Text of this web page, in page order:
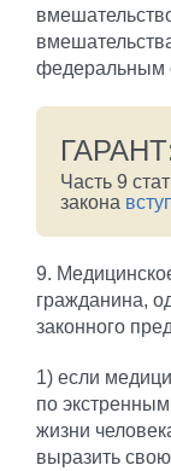
федеральным
Часть 9
закона
9.
гражданина,
законного
1) если
по
жизни
выразить